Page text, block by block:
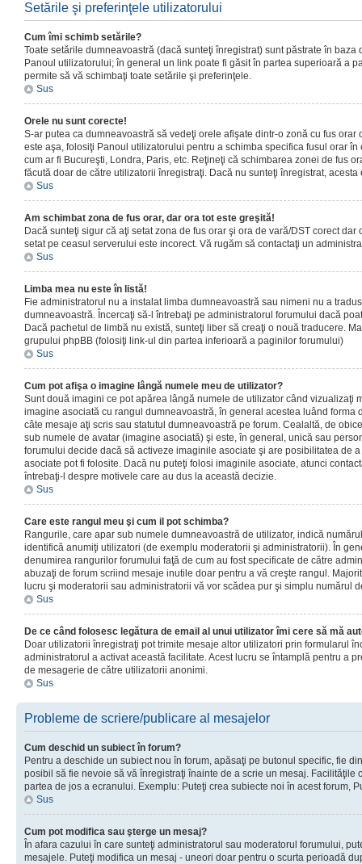
Setările şi preferinţele utilizatorului
Cum îmi schimb setările?
Toate setările dumneavoastră (dacă sunteţi înregistrat) sunt păstrate în baza
Panoul utilizatorului; în general un link poate fi găsit în partea superioară a
permite să vă schimbaţi toate setările şi preferinţele.
Sus
Orele nu sunt corecte!
S-ar putea ca dumneavoastră să vedeţi orele afişate dintr-o zonă cu fus orar
este aşa, folosiţi Panoul utilizatorului pentru a schimba specifica fusul orar
cum ar fi Bucureşti, Londra, Paris, etc. Reţineţi că schimbarea zonei de fus
făcută doar de către utilizatorii înregistraţi. Dacă nu sunteţi înregistrat, acesta
Sus
Am schimbat zona de fus orar, dar ora tot este greşită!
Dacă sunteţi sigur că aţi setat zona de fus orar şi ora de vară/DST corect
setat pe ceasul serverului este incorect. Vă rugăm să contactaţi un
Sus
Limba mea nu este în listă!
Fie administratorul nu a instalat limba dumneavoastră sau nimeni nu a
dumneavoastră. Încercaţi să-l întrebaţi pe administratorul forumului dacă
Dacă pachetul de limbă nu există, sunteţi liber să creaţi o nouă traducere.
grupului phpBB (folosiţi link-ul din partea inferioară a paginilor forumului)
Sus
Cum pot afişa o imagine lângă numele meu de utilizator?
Sunt două imagini ce pot apărea lângă numele de utilizator când vizualizaţi
imagine asociată cu rangul dumneavoastră, în general acestea luând forma
câte mesaje aţi scris sau statutul dumneavoastră pe forum. Cealaltă, de
sub numele de avatar (imagine asociată) şi este, în general, unică sau
forumului decide dacă să activeze imaginile asociate şi are posibilitatea de
asociate pot fi folosite. Dacă nu puteţi folosi imaginile asociate, atunci
întrebaţi-l despre motivele care au dus la această decizie.
Sus
Care este rangul meu şi cum il pot schimba?
Rangurile, care apar sub numele dumneavoastră de utilizator, indică
identifică anumiţi utilizatori (de exemplu moderatorii şi administratorii). În
denumirea rangurilor forumului faţă de cum au fost specificate de către
abuzaţi de forum scriind mesaje inutile doar pentru a vă creşte rangul.
lucru şi moderatorii sau administratorii vă vor scădea pur şi simplu numărul
Sus
De ce când folosesc legătura de email al unui utilizator îmi cere să mă
Doar utilizatorii înregistraţi pot trimite mesaje altor utilizatori prin formularul
administratorul a activat această facilitate. Acest lucru se întamplă pentru a
de mesagerie de către utilizatorii anonimi.
Sus
Probleme de scriere/publicare al mesajelor
Cum deschid un subiect în forum?
Pentru a deschide un subiect nou în forum, apăsaţi pe butonul specific, fie
posibil să fie nevoie să vă înregistraţi înainte de a scrie un mesaj. Facilităţile
partea de jos a ecranului. Exemplu: Puteţi crea subiecte noi în acest forum,
Sus
Cum pot modifica sau şterge un mesaj?
În afara cazului în care sunteţi administratorul sau moderatorul forumului,
mesajele. Puteţi modifica un mesaj - uneori doar pentru o scurta perioadă